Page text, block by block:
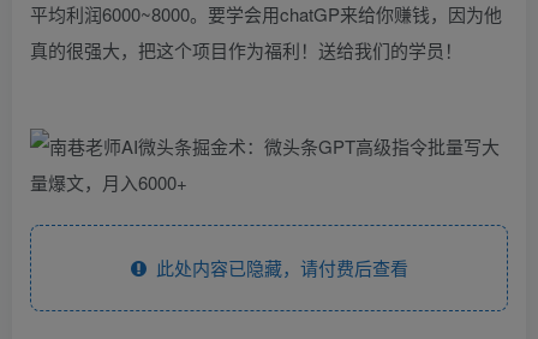
平均利润6000~8000。要学会用chatGP来给你赚钱，因为他
真的很强大，把这个项目作为福利！送给我们的学员！
此处内容已隐藏，请付费后查看